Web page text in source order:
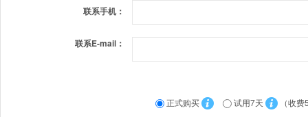
联系手机：
联系E-mail：
正式购买 试用7天
（收费